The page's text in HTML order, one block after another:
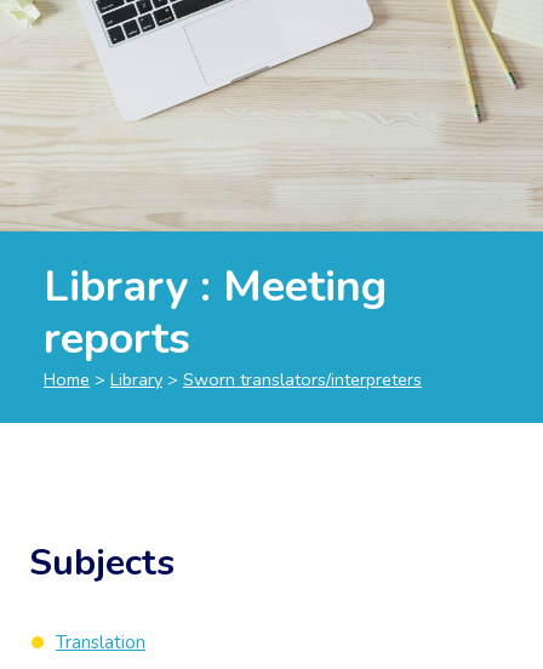
Library : Meeting
reports
Home > Library > Sworn translators/interpreters
Subjects
Translation